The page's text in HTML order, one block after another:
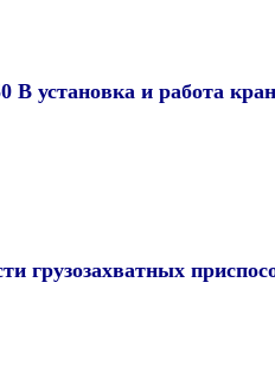
установка и работа